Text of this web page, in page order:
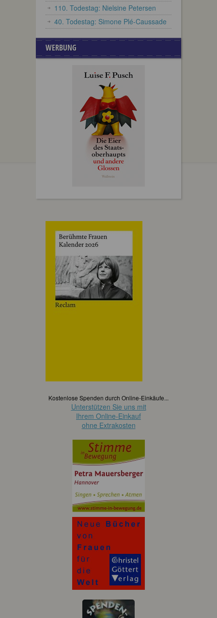
110. Todestag: Nielsine Petersen
40. Todestag: Simone Plé-Caussade
WERBUNG
Kostenlose Spenden durch Online-Einkäufe...
Unterstützen Sie uns mit
Ihrem Online-Einkauf
ohne Extrakosten